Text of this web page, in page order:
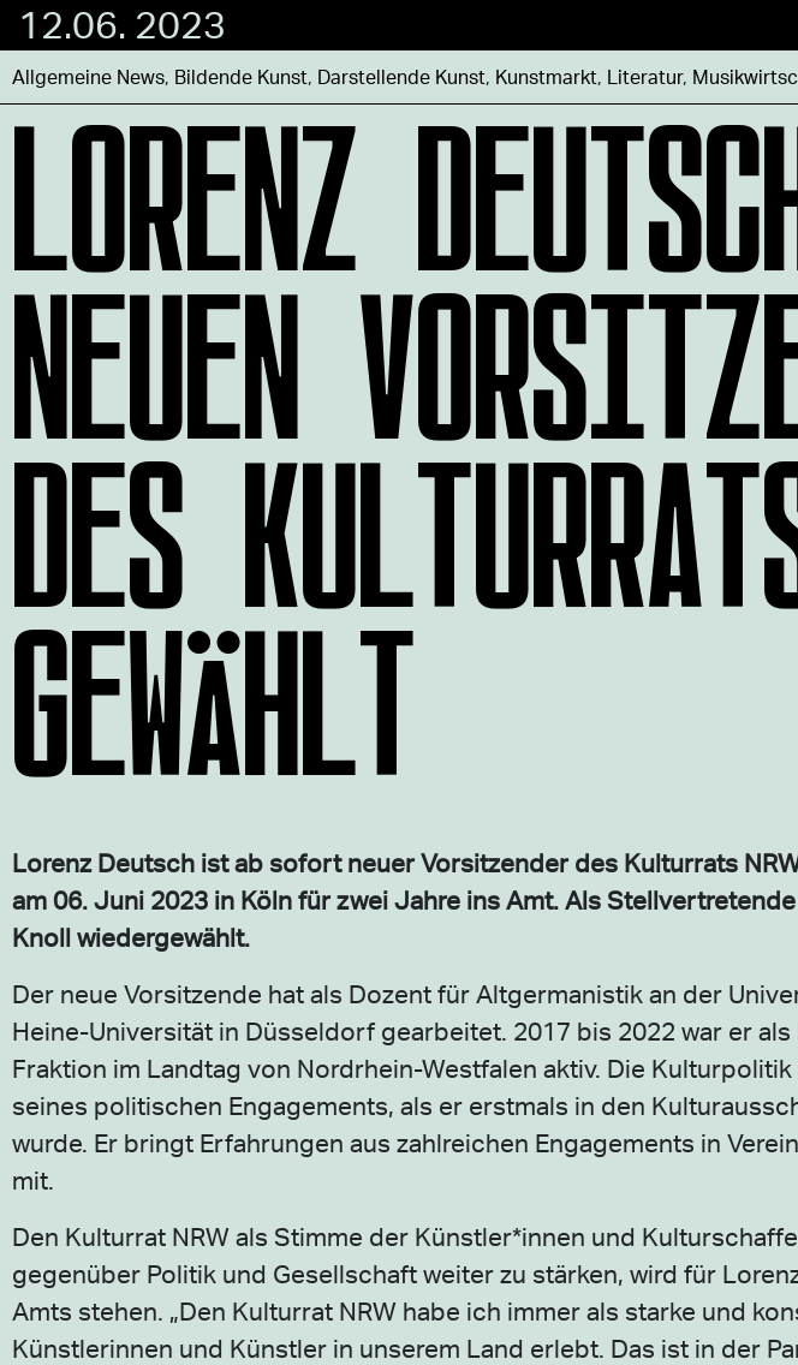
12.06. 2023
Allgemeine News, Bildende Kunst, Darstellende Kunst, Kunstmarkt, Literatur,
LORENZ
NEUEN
DES
GEWÄHLT
Lorenz Deutsch ist ab sofort neuer Vorsitzender des Kulturrats
am 06. Juni 2023 in Köln für zwei Jahre ins Amt. Als
Knoll wiedergewählt.
Der neue Vorsitzende hat als Dozent für Altgermanistik an der
Heine-Universität in Düsseldorf gearbeitet. 2017 bis 2022 war er
Fraktion im Landtag von Nordrhein-Westfalen aktiv. Die
seines politischen Engagements, als er erstmals in den
wurde. Er bringt Erfahrungen aus zahlreichen Engagements in
mit.
Den Kulturrat NRW als Stimme der Künstler*innen und
gegenüber Politik und Gesellschaft weiter zu stärken, wird für
Amts stehen. „Den Kulturrat NRW habe ich immer als starke und
Künstlerinnen und Künstler in unserem Land erlebt. Das ist in der